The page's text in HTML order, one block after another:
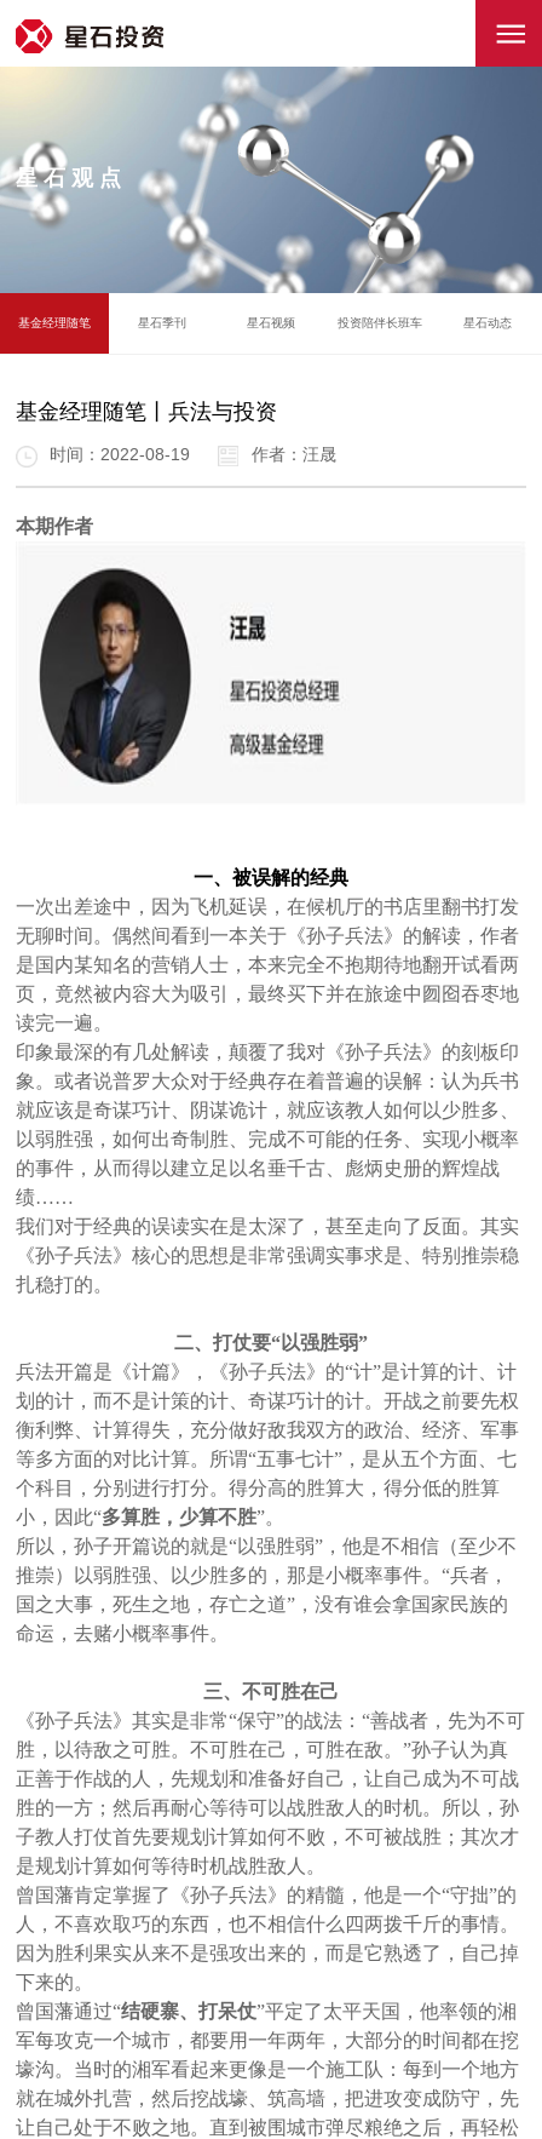
星石观点
基金经理随笔 星石季刊 星石视频 投资陪伴长班车 星石动态
基金经理随笔丨兵法与投资
时间：2022-08-19 作者：汪晟
本期作者
一、被误解的经典
一次出差途中，因为飞机延误，在候机厅的书店里翻书打发
无聊时间。偶然间看到一本关于《孙子兵法》的解读，作者
是国内某知名的营销人士，本来完全不抱期待地翻开试看两
页，竟然被内容大为吸引，最终买下并在旅途中囫囵吞枣地
读完一遍。
印象最深的有几处解读，颠覆了我对《孙子兵法》的刻板印
象。或者说普罗大众对于经典存在着普遍的误解：认为兵书
就应该是奇谋巧计、阴谋诡计，就应该教人如何以少胜多、
以弱胜强，如何出奇制胜、完成不可能的任务、实现小概率
的事件，从而得以建立足以名垂千古、彪炳史册的辉煌战
绩……
我们对于经典的误读实在是太深了，甚至走向了反面。其实
《孙子兵法》核心的思想是非常强调实事求是、特别推崇稳
扎稳打的。
二、打仗要“以强胜弱”
兵法开篇是《计篇》，《孙子兵法》的“计”是计算的计、计
划的计，而不是计策的计、奇谋巧计的计。开战之前要先权
衡利弊、计算得失，充分做好敌我双方的政治、经济、军事
等多方面的对比计算。所谓“五事七计”，是从五个方面、七
个科目，分别进行打分。得分高的胜算大，得分低的胜算
小，因此“多算胜，少算不胜”。
所以，孙子开篇说的就是“以强胜弱”，他是不相信（至少不
推崇）以弱胜强、以少胜多的，那是小概率事件。“兵者，
国之大事，死生之地，存亡之道”，没有谁会拿国家民族的
命运，去赌小概率事件。
三、不可胜在己
《孙子兵法》其实是非常“保守”的战法：“善战者，先为不可
胜，以待敌之可胜。不可胜在己，可胜在敌。”孙子认为真
正善于作战的人，先规划和准备好自己，让自己成为不可战
胜的一方；然后再耐心等待可以战胜敌人的时机。所以，孙
子教人打仗首先要规划计算如何不败，不可被战胜；其次才
是规划计算如何等待时机战胜敌人。
曾国藩肯定掌握了《孙子兵法》的精髓，他是一个“守拙”的
人，不喜欢取巧的东西，也不相信什么四两拨千斤的事情。
因为胜利果实从来不是强攻出来的，而是它熟透了，自己掉
下来的。
曾国藩通过“结硬寨、打呆仗”平定了太平天国，他率领的湘
军每攻克一个城市，都要用一年两年，大部分的时间都在挖
壕沟。当时的湘军看起来更像是一个施工队：每到一个地方
就在城外扎营，然后挖战壕、筑高墙，把进攻变成防守，先
让自己处于不败之地。直到被围城市弹尽粮绝之后，再轻松